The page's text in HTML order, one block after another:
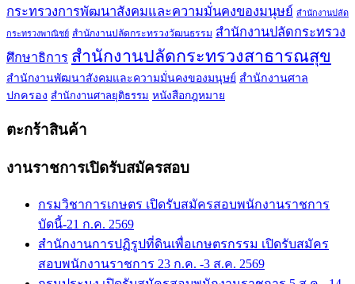
กระทรวงการพัฒนาสังคมและความมั่นคงของมนุษย์ สำนักงานปลัด
กระทรวงพาณิชย์ สำนักงานปลัดกระทรวงวัฒนธรรม สำนักงานปลัดกระทรวง
ศึกษาธิการ สำนักงานปลัดกระทรวงสาธารณสุข
สำนักงานพัฒนาสังคมและความมั่นคงของมนุษย์ สำนักงานศาล
ปกครอง สำนักงานศาลยุติธรรม หนังสือกฎหมาย
ตะกร้าสินค้า
งานราชการเปิดรับสมัครสอบ
กรมวิชาการเกษตร เปิดรับสมัครสอบพนักงานราชการ
บัดนี้-21 ก.ค. 2569
สำนักงานการปฏิรูปที่ดินเพื่อเกษตรกรรม เปิดรับสมัคร
สอบพนักงานราชการ 23 ก.ค. -3 ส.ค. 2569